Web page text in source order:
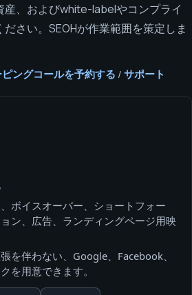
産、およびwhite-labelやコンプライ
さい。SEOHが作業範囲を策定しま
ングコールを予約する / サポート
ボイスオーバー、ショートフォー
ン、広告、ランディングページ用映
を伴わない、Google、Facebook、
を用意できます。